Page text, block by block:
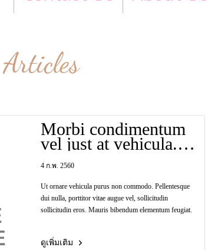
Articles
Morbi condimentum
vel just at vehicula.
Aenean congue.
4 ก.พ. 2560
Ut ornare vehicula purus non commodo. Pellentesque
dui nulla, porttitor vitae augue vel, sollicitudin
sollicitudin eros. Mauris bibendum elementum feugiat.
ดูเพิ่มเติม